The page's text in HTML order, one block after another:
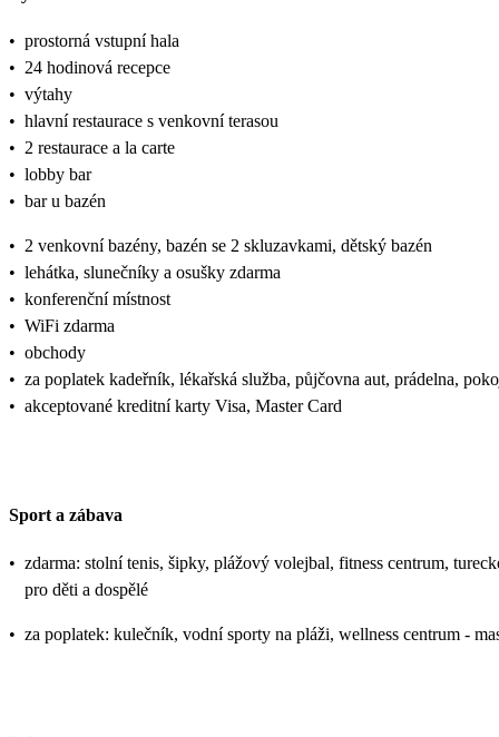
• prostorná vstupní hala
• 24 hodinová recepce
• výtahy
• hlavní restaurace s venkovní terasou
• 2 restaurace a la carte
• lobby bar
• bar u bazén
• 2 venkovní bazény, bazén se 2 skluzavkami, dětský bazén
• lehátka, slunečníky a osušky zdarma
• konferenční místnost
• WiFi zdarma
• obchody
• za poplatek kadeřník, lékařská služba, půjčovna aut, prádelna,
• akceptované kreditní karty Visa, Master Card
Sport a zábava
• zdarma: stolní tenis, šipky, plážový volejbal, fitness centrum,
pro děti a dospělé
• za poplatek: kulečník, vodní sporty na pláži, wellness centrum -